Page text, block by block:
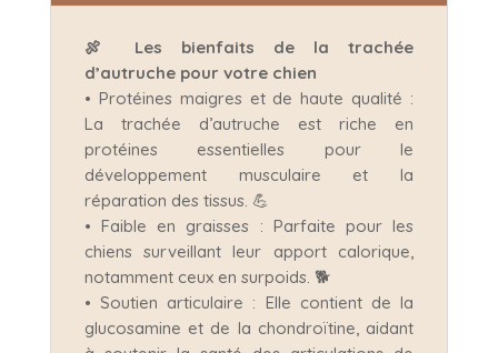
🍖 Les bienfaits de la trachée
d’autruche pour votre chien
• Protéines maigres et de haute qualité :
La trachée d’autruche est riche en
protéines essentielles pour le
développement musculaire et la
réparation des tissus. 💪
• Faible en graisses : Parfaite pour les
chiens surveillant leur apport calorique,
notamment ceux en surpoids. 🐕
• Soutien articulaire : Elle contient de la
glucosamine et de la chondroïtine, aidant